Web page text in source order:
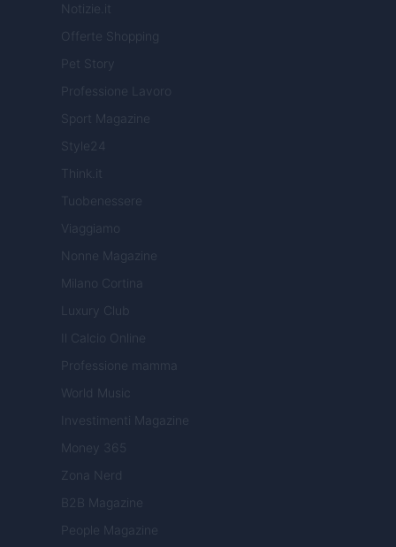
Notizie.it
Offerte Shopping
Pet Story
Professione Lavoro
Sport Magazine
Style24
Think.it
Tuobenessere
Viaggiamo
Nonne Magazine
Milano Cortina
Luxury Club
Il Calcio Online
Professione mamma
World Music
Investimenti Magazine
Money 365
Zona Nerd
B2B Magazine
People Magazine